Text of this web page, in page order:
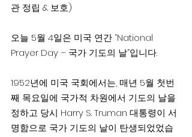
관 정립 & 보호)
오늘 5월 4일은 미국 연간 “National
Prayer Day – 국가 기도의 날”입니다.
1952년에 미국 국회에서는, 매년 5월 첫번
째 목요일에 국가적 차원에서 기도의 날을
정하고 당시 Harry S. Truman 대통령이 서
명함으로 국가 기도의 날이 탄생되었었습